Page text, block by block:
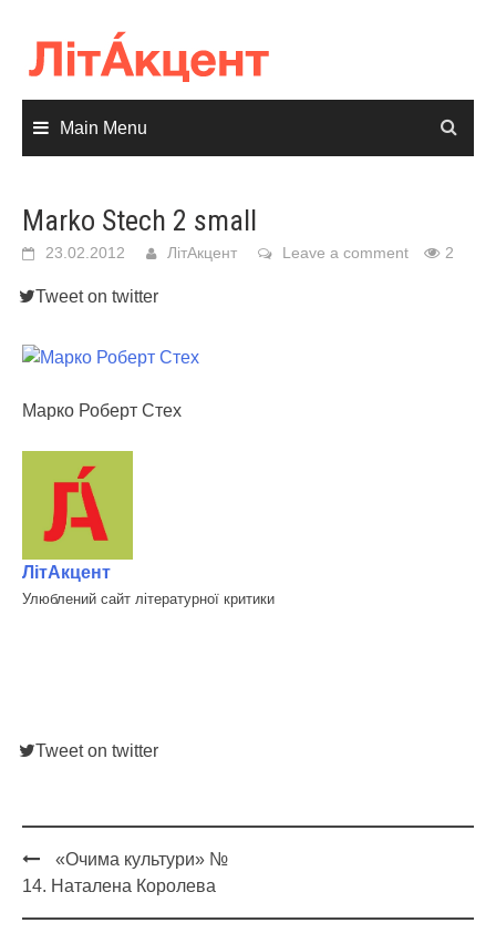
content
Main Menu
Marko Stech 2 small
23.02.2012 ЛітАкцент Leave a comment 2
Tweet on twitter
Марко Роберт Стех
ЛітАкцент
Улюблений сайт літературної критики
Tweet on twitter
Post
navigation
«Очима культури» №
14. Наталена Королева